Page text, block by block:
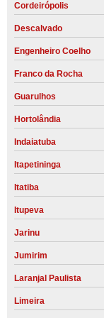
Cordeirópolis
Descalvado
Engenheiro Coelho
Franco da Rocha
Guarulhos
Hortolândia
Indaiatuba
Itapetininga
Itatiba
Itupeva
Jarinu
Jumirim
Laranjal Paulista
Limeira